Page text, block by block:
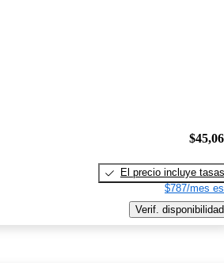
El precio incluye tasas
$787/mes
Verif. disponibilidad